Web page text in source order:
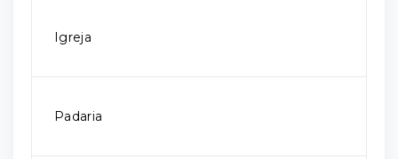
Igreja
Padaria